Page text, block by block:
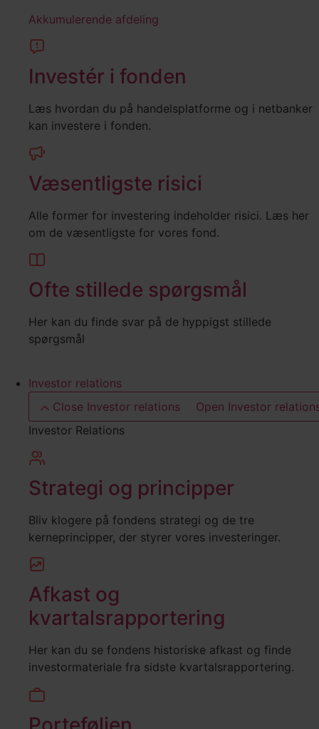
Akkumulerende afdeling
Investér i fonden
Læs hvordan du på handelsplatforme og i netbanker
kan investere i fonden.
Væsentligste risici
Alle former for investering indeholder risici. Læs her
om de væsentligste for vores fond.
Ofte stillede spørgsmål
Her kan du finde svar på de hyppigst stillede
spørgsmål
Investor relations
Close Investor relations
Open Investor
Investor Relations
Strategi og principper
Bliv klogere på fondens strategi og de tre
kerneprincipper, der styrer vores investeringer.
Afkast og
kvartalsrapportering
Her kan du se fondens historiske afkast og finde
investormateriale fra sidste kvartalsrapportering.